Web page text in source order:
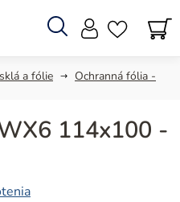
Hľadať
a fólie
Ochranná fólia -
114x100 -